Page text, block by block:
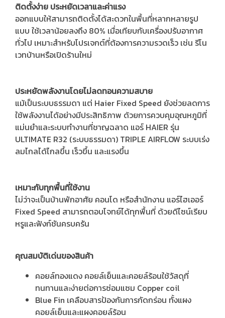
ติดตั้งง่าย ประหยัดเวลาและค่าแรง
ออกแบบให้สามารถติดตั้งได้สะดวกในพื้นที่หลากหลายรูป
แบบ ใช้เวลาน้อยลงถึง 80% เมื่อเทียบกับเครื่องปรับอากาศ
ทั่วไป เหมาะสำหรับโปรเจกต์ที่ต้องการความรวดเร็ว เช่น รีโน
เวทบ้านหรือเปิดร้านใหม่
ประหยัดพลังงานโดยไม่ลดทอนความสบาย
แม้เป็นระบบธรรมดา แต่ Haier Fixed Speed ยังช่วยลดการ
ใช้พลังงานได้อย่างมีประสิทธิภาพ ด้วยการควบคุมอุณหภูมิที่
แม่นยำและระบบทำงานที่ชาญฉลาด แอร์ HAIER รุ่น
ULTIMATE R32 (ระบบธรรมดา) TRIPLE AIRFLOW ระบบเร่ง
ลมไกลได้ไกลขึ้น เร็วขึ้น และแรงขึ้น
เหมาะกับทุกพื้นที่ใช้งาน
ไม่ว่าจะเป็นบ้านพักอาศัย คอนโด หรือสำนักงาน แอร์ไฮเออร์
Fixed Speed สามารถตอบโจทย์ได้ทุกพื้นที่ ด้วยดีไซน์เรียบ
หรูและฟังก์ชันครบครัน
คุณสมบัติเด่นของสินค้า
คอยล์ทองแดง คอยล์เย็นและคอยล์ร้อนใช้วัสดุที่
ทนทานและง่ายต่อการซ่อมแซม Copper coil
Blue Fin เคลือบสารป้องกันการกัดกร่อน ทั้งแผง
คอยล์เย็นและแผงคอยล์ร้อน